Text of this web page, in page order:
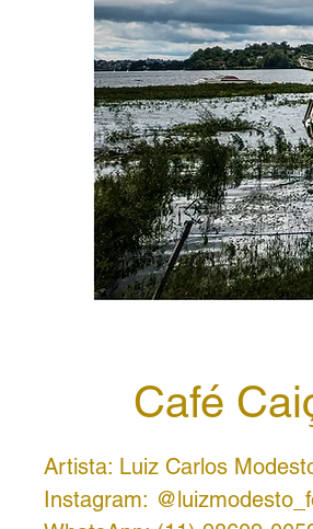
Café
Artista: Luiz Carlos
Instagram: